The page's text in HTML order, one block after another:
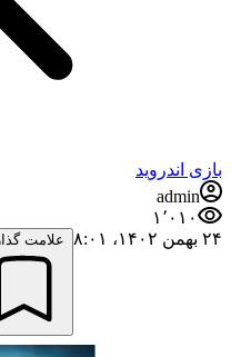
بازی اندروید
admin
۱٬۰۱۰
۲۴ بهمن ۱۴۰۲،‏ ۸:۰۱
علامت